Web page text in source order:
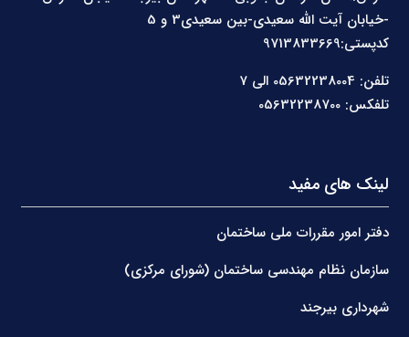
کدپستی:9713833669
تلفن: 05632238004 الی 7
تلفکس: 05632238700
لینک های مفید
دفتر امور مقررات ملی ساختمان
سازمان نظام مهندسی ساختمان (شورای مرکزی)
شهرداری بیرجند